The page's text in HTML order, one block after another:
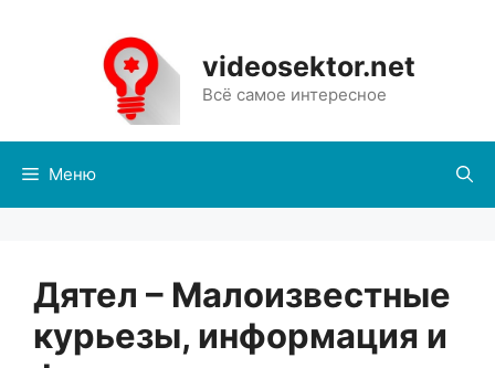
содержимому
videosektor.net
Всё самое интересное
Меню
Дятел – Малоизвестные
курьезы, информация и